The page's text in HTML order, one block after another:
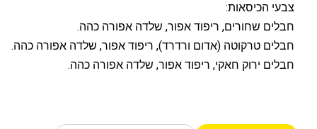
צבעי הכיסאות:
חבלים שחורים, ריפוד אפור, שלדה אפורה כהה.
חבלים טרקוטה (אדום ורדרד), ריפוד אפור, שלדה אפורה כהה.
חבלים ירוק חאקי, ריפוד אפור, שלדה אפורה כהה.